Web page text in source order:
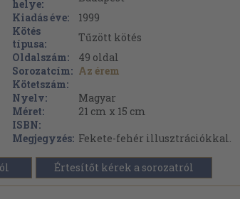
helye:
Kiadás éve:
1999
Kötés
típusa:
Tűzött kötés
Oldalszám:
49 oldal
Sorozatcím: Az érem
Kötetszám:
Nyelv:
Magyar
Méret:
21 cm x 15 cm
ISBN:
Megjegyzés: Fekete-fehér illusztrációkkal.
Értesítőt kérek a sorozatról